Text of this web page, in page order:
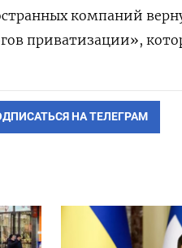
компаний
приватизации»,
НА ТЕЛЕГРАМ